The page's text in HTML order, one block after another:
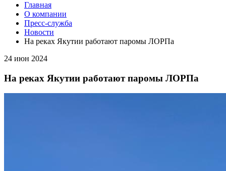
Главная
О компании
Пресс-служба
Новости
На реках Якутии работают паромы ЛОРПа
24 июн 2024
На реках Якутии работают паромы ЛОРПа